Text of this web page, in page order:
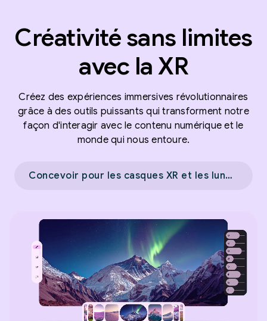
Créativité sans limites
avec la XR
Créez des expériences immersives révolutionnaires
grâce à des outils puissants qui transforment notre
façon d'interagir avec le contenu numérique et le
monde qui nous entoure.
Concevoir pour les casques XR et les lunettes XR filaires →